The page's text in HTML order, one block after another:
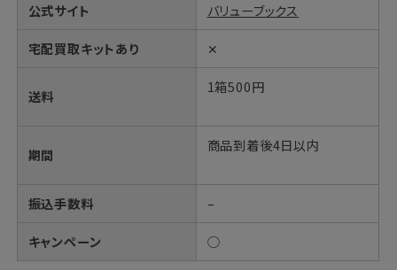
公式サイト バリューブックス
宅配買取キットあり ✕
送料
1箱500円
期間
商品到着後4日以内
振込手数料 –
キャンペーン ○